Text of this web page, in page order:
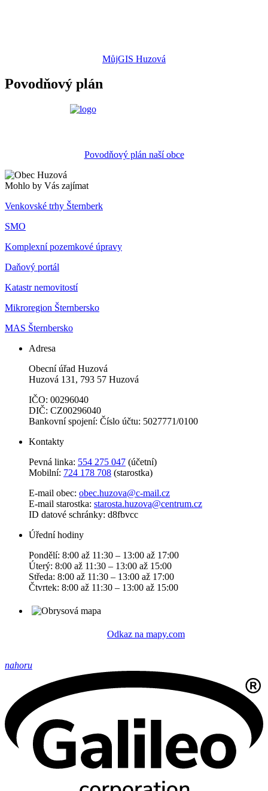
MůjGIS Huzová
Povodňový plán
Povodňový plán naší obce
Mohlo by Vás zajímat
Venkovské trhy Šternberk
SMO
Komplexní pozemkové úpravy
Daňový portál
Katastr nemovitostí
Mikroregion Šternbersko
MAS Šternbersko
Adresa
Obecní úřad Huzová
Huzová 131, 793 57 Huzová
IČO: 00296040
DIČ: CZ00296040
Bankovní spojení: Číslo účtu: 5027771/0100
Kontakty
Pevná linka: 554 275 047 (účetní)
Mobilní: 724 178 708 (starostka)
E-mail obec: obec.huzova@c-mail.cz
E-mail starostka: starosta.huzova@centrum.cz
ID datové schránky: d8fbvcc
Úřední hodiny
Pondělí: 8:00 až 11:30 – 13:00 až 17:00
Úterý: 8:00 až 11:30 – 13:00 až 15:00
Středa: 8:00 až 11:30 – 13:00 až 17:00
Čtvrtek: 8:00 až 11:30 – 13:00 až 15:00
Odkaz na mapy.com
nahoru